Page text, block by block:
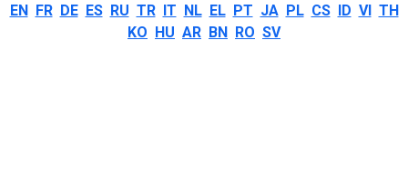
EN FR DE ES RU TR IT NL EL PT JA PL CS ID VI TH
KO HU AR BN RO SV